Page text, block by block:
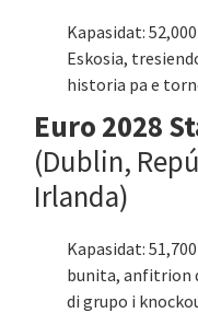
Kapasidat:
Eskosia,
historia pa e
Euro 2028
(Dublin,
Irlanda)
Kapasidat:
bunita, anfitrion
di grupo i